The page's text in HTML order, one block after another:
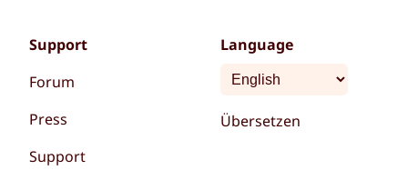
Support
Forum
Press
Support
Language
Übersetzen